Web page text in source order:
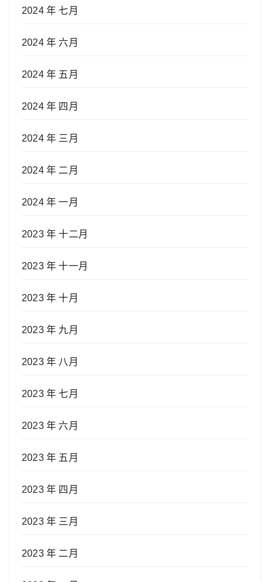
2024 年 七月
2024 年 六月
2024 年 五月
2024 年 四月
2024 年 三月
2024 年 二月
2024 年 一月
2023 年 十二月
2023 年 十一月
2023 年 十月
2023 年 九月
2023 年 八月
2023 年 七月
2023 年 六月
2023 年 五月
2023 年 四月
2023 年 三月
2023 年 二月